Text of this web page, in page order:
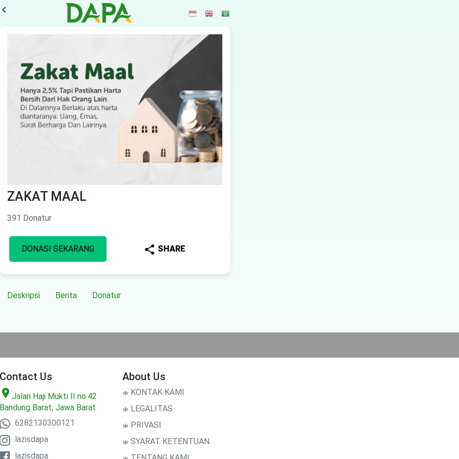
ZAKAT MAAL
391 Donatur
DONASI SEKARANG share SHARE
Deskripsi Berita Donatur
Contact Us
location_on Jalan Haji Mukti II no.42
Bandung Barat, Jawa Barat
6282130300121
lazisdapa
lazisdapa
About Us
* KONTAK KAMI
* LEGALITAS
* PRIVASI
* SYARAT KETENTUAN